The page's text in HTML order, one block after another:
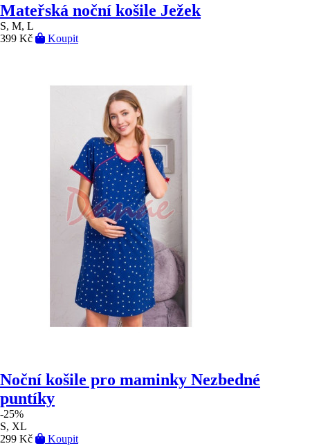
Mateřská noční košile Ježek
S, M, L
399 Kč
Koupit
Noční košile pro maminky Nezbedné
puntíky
-25%
S, XL
299 Kč
Koupit